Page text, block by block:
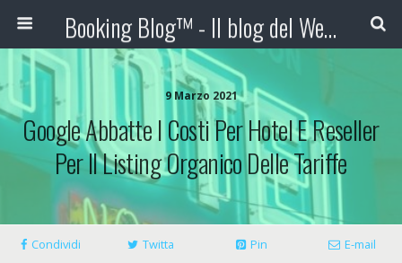
Booking Blog™ - Il blog del Web Marketing Turistico
9 Marzo 2021
Google Abbatte I Costi Per Hotel E Reseller
Per Il Listing Organico Delle Tariffe
Condividi Twitta Pin E-mail